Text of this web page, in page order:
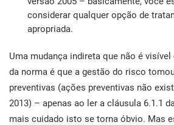
considerar qualquer opção de
apropriada.
Uma mudança indireta que não é
da norma é que a gestão do risco
preventivas (ações preventivas não
2013) – apenas ao ler a cláusula 6.1.1
mais cuidado isto se torna óbvio. Mas